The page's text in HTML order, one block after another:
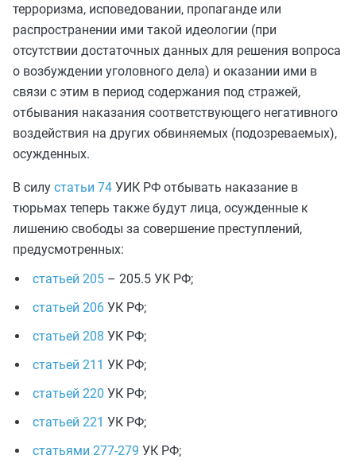
терроризма, исповедовании, пропаганде или
распространении ими такой идеологии (при
отсутствии достаточных данных для решения вопроса
о возбуждении уголовного дела) и оказании ими в
связи с этим в период содержания под стражей,
отбывания наказания соответствующего негативного
воздействия на других обвиняемых (подозреваемых),
осужденных.
В силу статьи 74 УИК РФ отбывать наказание в
тюрьмах теперь также будут лица, осужденные к
лишению свободы за совершение преступлений,
предусмотренных:
статьей 205 – 205.5 УК РФ;
статьей 206 УК РФ;
статьей 208 УК РФ;
статьей 211 УК РФ;
статьей 220 УК РФ;
статьей 221 УК РФ;
статьями 277-279 УК РФ;